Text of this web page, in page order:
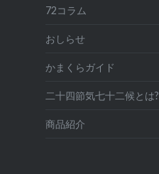
72コラム
おしらせ
かまくらガイド
二十四節気七十二候とは?
商品紹介